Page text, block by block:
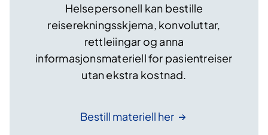
Helsepersonell kan bestille
reiserekningsskjema, konvoluttar,
rettleiingar og anna
informasjonsmateriell for pasientreiser
utan ekstra kostnad.
Bestill materiell her